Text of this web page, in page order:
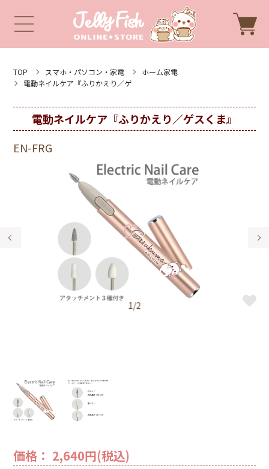
TOP スマホ・パソコン・家電
ホーム家電
電動ネイルケア『ふりかえり／ゲ
電動ネイルケア『ふりかえり／ゲスくま』
EN-FRG
1/2
価格： 2,640円(税込)